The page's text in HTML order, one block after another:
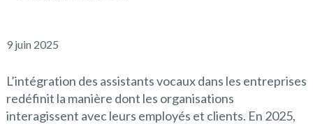
9 juin 2025
L’intégration des assistants vocaux dans les entreprises
redéfinit la manière dont les organisations
interagissent avec leurs employés et clients. En 2025,